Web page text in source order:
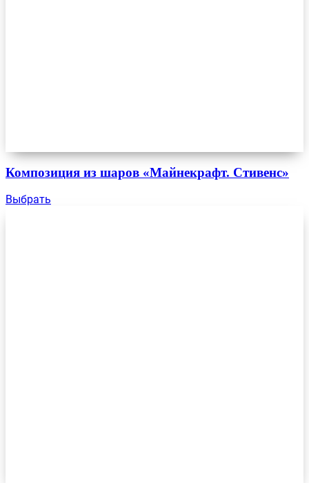
Композиция из шаров «Майнекрафт. Стивенс»
Выбрать